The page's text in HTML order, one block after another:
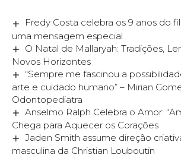
Fredy Costa celebra os 9 anos do
uma mensagem especial
O Natal de Mallaryah: Tradições,
Novos Horizontes
“Sempre me fascinou a
arte e cuidado humano” – Mirian
Odontopediatra
Anselmo Ralph Celebra o Amor:
Chega para Aquecer os Corações
Jaden Smith assume direção
masculina da Christian Louboutin